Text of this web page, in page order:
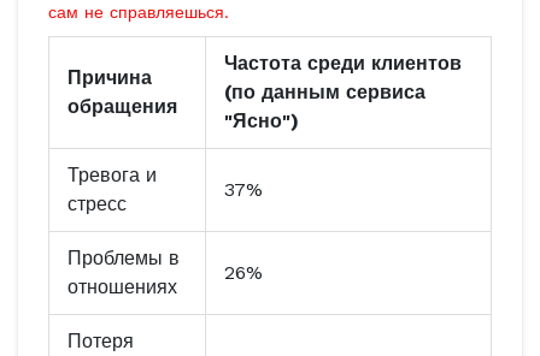
сам не справляешься.
Причина
обращения
Частота среди клиентов
(по данным сервиса
"Ясно")
Тревога и
стресс
37%
Проблемы в
отношениях
26%
Потеря